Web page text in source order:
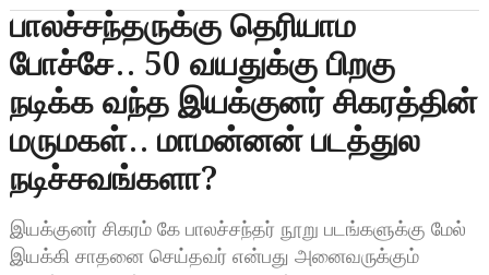
o
பாலச்சந்தருக்கு தெரியாம
போச்சே.. 50 வயதுக்கு பிறகு
நடிக்க வந்த இயக்குனர் சிகரத்தின்
மருமகள்.. மாமன்னன் படத்துல
நடிச்சவங்களா?
இயக்குனர் சிகரம் கே பாலச்சந்தர் நூறு படங்களுக்கு மேல்
இயக்கி சாதனை செய்தவர் என்பது அனைவருக்கும்